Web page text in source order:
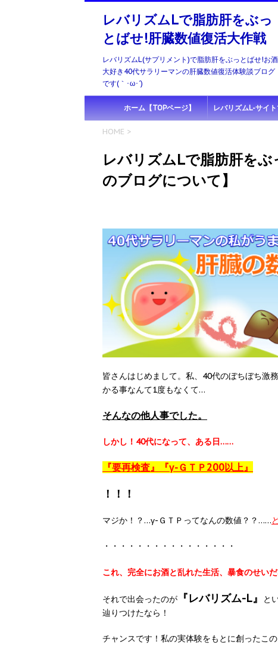
レバリズムLで脂肪肝をぶっ
とばせ!肝臓数値復活大作戦
レバリズムL(サプリメント)で脂肪肝をぶっとばせ!お酒
大好き40代サラリーマンの肝臓数値復活体験談ブログ
です(｀･ω･´)ゞ
ホーム【TOPページ】 レバリズムL-サイ
HOME >
レバリズムLで脂肪肝を
のブログについて】
皆さんはじめまして。私、40代のぼちぼち激
かる事なんて1度もなくて…
そんなの他人事でした。
しかし！40代になって、ある日……
『要再検査』『γ-ＧＴＰ200以上』
！！！
マジか！？…γ-ＧＴＰってなんの数値？？……
・・・・・・・・・・・・・・・・
これ、完全にお酒と乱れた生活、暴食のせい
それで出会ったのが 『レバリズム-L』
と
辿りつけたなら！
チャンスです！私の実体験をもとに創ったこ